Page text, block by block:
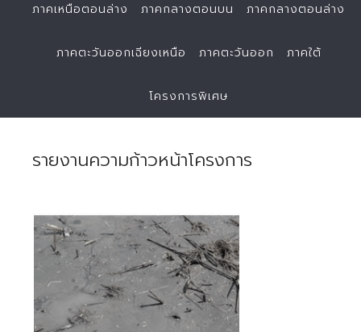
ภาคเหนือตอนล่าง ภาคกลางตอนบน ภาคกลางตอนล่าง
ภาคตะวันออกเฉียงเหนือ ภาคตะวันออก ภาคใต้
โครงการพิเศษ
รายงานความก้าวหน้าโครงการ